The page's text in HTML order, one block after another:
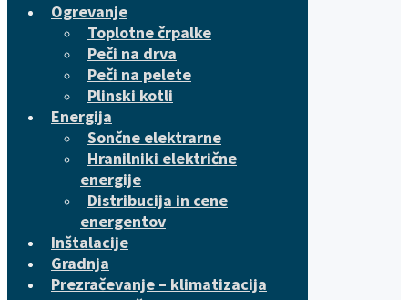
Ogrevanje
Toplotne črpalke
Peči na drva
Peči na pelete
Plinski kotli
Energija
Sončne elektrarne
Hranilniki električne
energije
Distribucija in cene
energentov
Inštalacije
Gradnja
Prezračevanje – klimatizacija